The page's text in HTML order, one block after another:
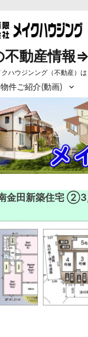
不動産情報
ハウジンング（不動産）
物件ご紹介(動画)
金田新築住宅